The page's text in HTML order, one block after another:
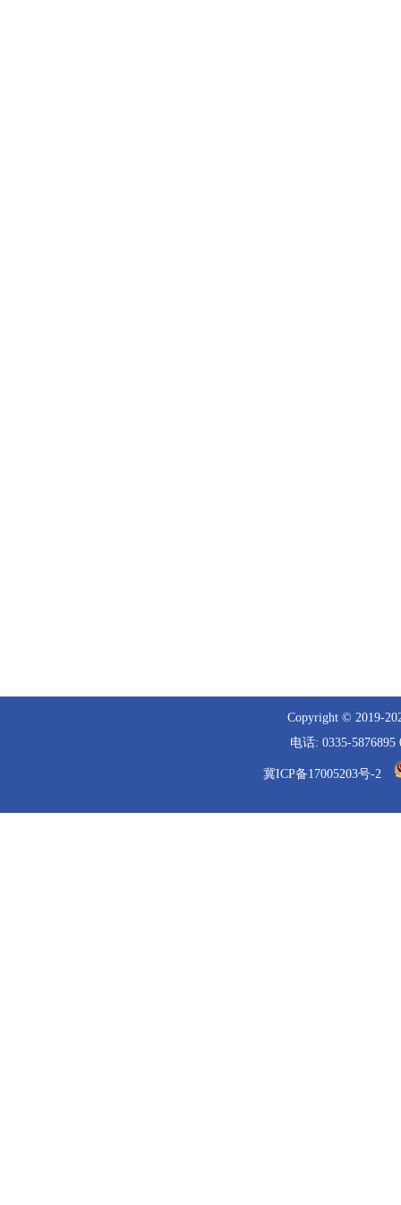
Copyright © 2019-
电话: 0335-
冀ICP备17005203号-2